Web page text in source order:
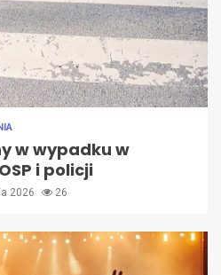
w wypadku w
i policji
2026 26